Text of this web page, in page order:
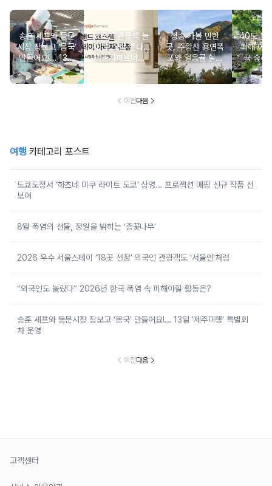
송훈 셰프와 동문
시장 장보고 ‘몸국’
만들어요!… 13일
‘제주미행’ 특별회
차 운영
외국인 관광객 늘
자 ‘호스텔’ 뜬다…
야놀자파트너스,
‘스테이 아리재’ 4
청송 가볼 만한
곳, 주왕산 용연폭
포와 얼음골 힐링
코스
40도 웃
피해 어
곡·숲·
떠나는
여
이전다음
여행 카테고리 포스트
도쿄도청서 ‘하츠네 미쿠 라이트 도쿄’ 상영… 프로젝션 매핑 신규 작품 선
보여
8월 폭염의 선물, 정원을 밝히는 ‘층꽃나무’
2026 우수 서울스테이 ‘18곳 선정’ 외국인 관광객도 ‘서울인’처럼
“외국인도 놀랐다” 2026년 한국 폭염 속 피해야할 활동은?
송훈 셰프와 동문시장 장보고 ‘몸국’ 만들어요!… 13일 ‘제주미행’ 특별회
차 운영
이전다음
고객센터